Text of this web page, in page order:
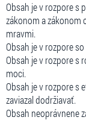
Obsah je v rozpore s
zákonom a zákonom
mravmi.
Obsah je v rozpore
Obsah je v rozpore s
moci.
Obsah je v rozpore s
zaviazal dodržiavať.
Obsah neoprávnene